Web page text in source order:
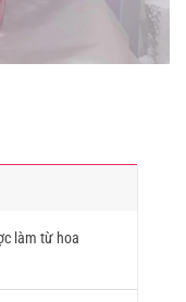
làm từ hoa